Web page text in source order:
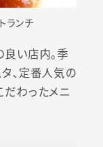
ランチ
い店内。季
、定番人気の
わったメニ